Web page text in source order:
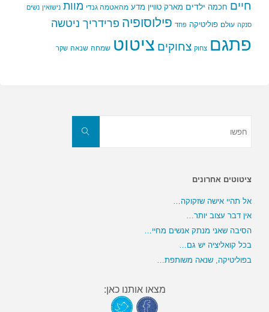
חיים חכמה ילדים מארק טוויין מדע מהאטמה גנדי מוות נישואין נשים
סנקה עולם פוליטיקה פחד פילוסופיה פרידריך ניטשה
פתגם צחוק צחוקים ציטוט שמחה שנאה שקר
חפשו
ציטוטים אחרונים
אל תהיי אישה שזקוקה…
אין דבר עצוב יותר…
הסיבה שאני מנתק אנשים מחיי…
בכל קואליציה יש גם…
בפוליטיקה, שנאה משותפת…
מצאו אותנו כאן: